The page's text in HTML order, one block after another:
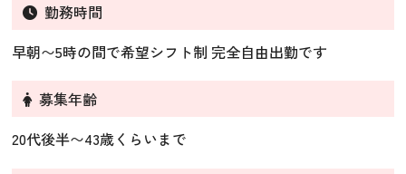
勤務時間
早朝〜5時の間で希望シフト制 完全自由出勤です
募集年齢
20代後半〜43歳くらいまで